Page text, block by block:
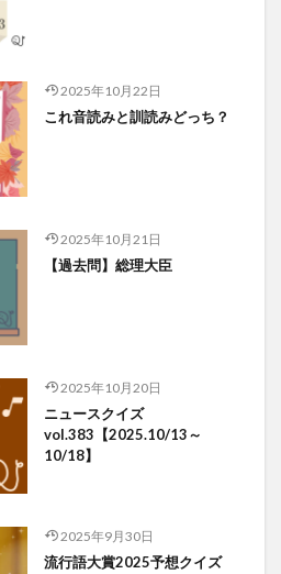
2025年10月22日
これ音読みと訓読みどっち？
2025年10月21日
【過去問】総理大臣
2025年10月20日
ニュースクイズ
vol.383【2025.10/13～
10/18】
2025年9月30日
流行語大賞2025予想クイズ